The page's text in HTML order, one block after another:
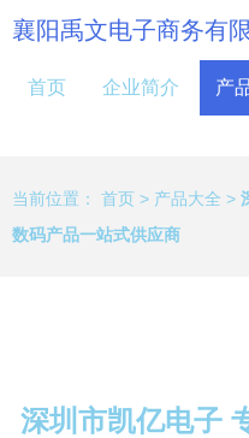
襄阳禹文电子商务有
首页 企业简介 产
当前位置： 首页 > 产品大全 >
数码产品一站式供应商
深圳市凯亿电子